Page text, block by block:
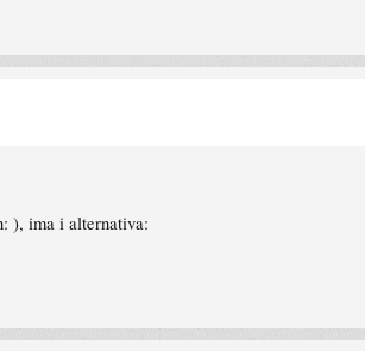
), ima i alternativa: